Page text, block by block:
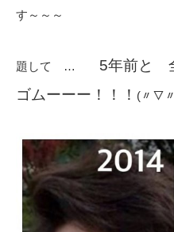
す～～～
題して … 5年前と
ゴムーーー！！！ (〃▽